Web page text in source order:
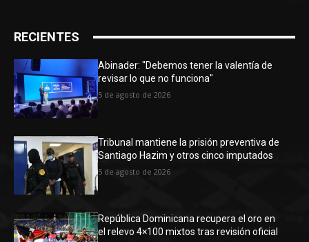
RECIENTES
Abinader: "Debemos tener la valentía de
revisar lo que no funciona"
5 de agosto de 2026
Tribunal mantiene la prisión preventiva de
Santiago Hazim y otros cinco imputados
5 de agosto de 2026
República Dominicana recupera el oro en
el relevo 4×100 mixtos tras revisión oficial